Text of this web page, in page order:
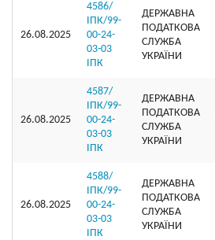
26.08.2025
4586/
ІПК/99-
00-24-
03-03
ІПК
ДЕРЖАВНА
ПОДАТКОВА
СЛУЖБА
УКРАЇНИ
26.08.2025
4587/
ІПК/99-
00-24-
03-03
ІПК
ДЕРЖАВНА
ПОДАТКОВА
СЛУЖБА
УКРАЇНИ
26.08.2025
4588/
ІПК/99-
00-24-
03-03
ІПК
ДЕРЖАВНА
ПОДАТКОВА
СЛУЖБА
УКРАЇНИ